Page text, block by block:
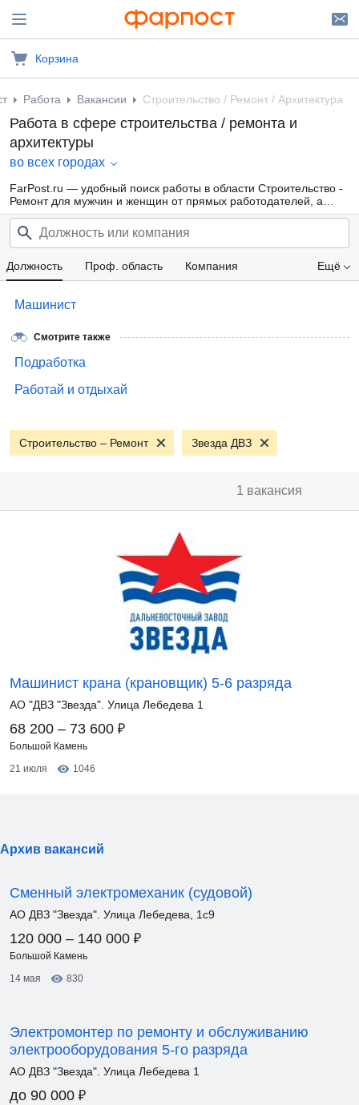
Корзина
Работа Вакансии Строительство / Ремонт / Архитектура
Работа в сфере строительства / ремонта и
архитектуры
во всех городах
FarPost.ru — удобный поиск работы в области Строительство -
Ремонт для мужчин и женщин от прямых работодателей, а
также от кадровых агентств. Свежие вакансии каждый день.
Ещё
Должность Проф. область Компания
Машинист
Смотрите также
Подработка
Работай и отдыхай
Строительство – Ремонт Звезда ДВЗ
1 вакансия
Машинист крана (крановщик) 5-6 разряда
АО "ДВЗ "Звезда". Улица Лебедева 1
68 200 – 73 600 ₽
Большой Камень
21 июля
1046
Архив вакансий
Сменный электромеханик (судовой)
АО ДВЗ "Звезда". Улица Лебедева, 1с9
120 000 – 140 000 ₽
Большой Камень
14 мая
830
Электромонтер по ремонту и обслуживанию
электрооборудования 5-го разряда
АО ДВЗ "Звезда". Улица Лебедева 1
до 90 000 ₽